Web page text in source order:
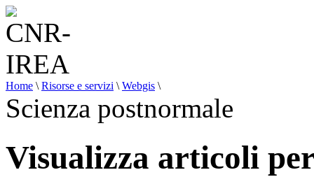
Home \ Risorse e servizi \ Webgis \
Scienza postnormale
Visualizza articoli